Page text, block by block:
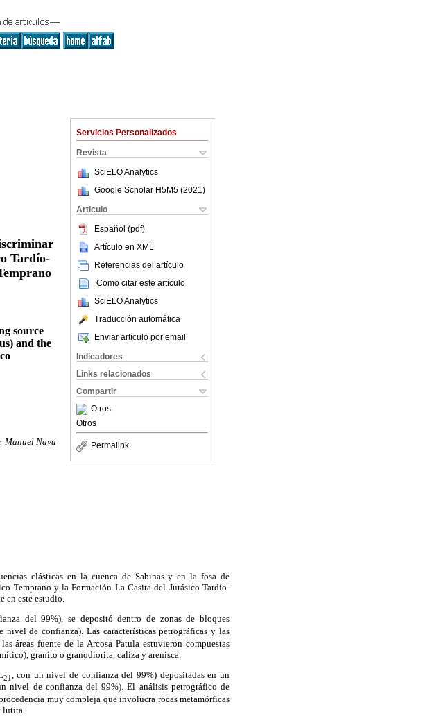
Servicios Personalizados
Revista
SciELO Analytics
Google Scholar H5M5 (2021 )
Articulo
Español (pdf)
Artículo en XML
Referencias del artículo
Como citar este artículo
SciELO Analytics
Traducción automática
Enviar artículo por email
Indicadores
Links relacionados
Compartir
Otros
Otros
Permalink
Tardío-
source
and the
Manuel Nava
clásticas en la cuenca de Sabinas y en la fosa de
Temprano y la Formación La Casita del Jurásico Tardío-
en este estudio.
del 99%), se depositó dentro de zonas de bloques
nivel de confianza). Las características petrográficas y las
áreas fuente de la Arcosa Patula estuvieron compuestas
granito o granodiorita, caliza y arenisca.
21
, con un nivel de confianza del 99%) depositadas en un
nivel de confianza del 99%). El análisis petrográfico de
muy compleja que involucra rocas metamórficas
lutita.